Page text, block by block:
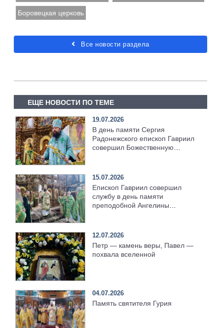
Боровецкая церковь
Все новости раздела
ЕЩЕ НОВОСТИ ПО ТЕМЕ
19.07.2026
В день памяти Сергия
Радонежского епископ Гавриил
совершил Божественную
15.07.2026
Епископ Гавриил совершил
службу в день памяти
преподобной Ангелины
12.07.2026
Петр — камень веры, Павел —
похвала вселенной
04.07.2026
Память святителя Гурия